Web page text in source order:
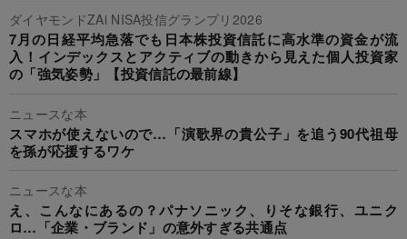
ダイヤモンドZAi NISA投信グランプリ2026
7月の日経平均急落でも日本株投資信託に高水準の資金が流
入！インデックスとアクティブの動きから見えた個人投資家
の「強気姿勢」【投資信託の最前線】
ニュースな本
スマホが使えないので…「演歌界の貴公子」を追う90代祖母
を孫が応援するワケ
ニュースな本
え、こんなにあるの？パナソニック、りそな銀行、ユニク
ロ…「企業・ブランド」の意外すぎる共通点